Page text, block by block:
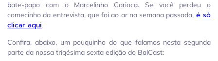
bate-papo com o Marcelinho Carioca. Se você perdeu o
comecinho da entrevista, que foi ao ar na semana passada, é só
clicar aqui.
Confira, abaixo, um pouquinho do que falamos nesta segunda
parte da nossa trigésima sexta edição do BalCast: